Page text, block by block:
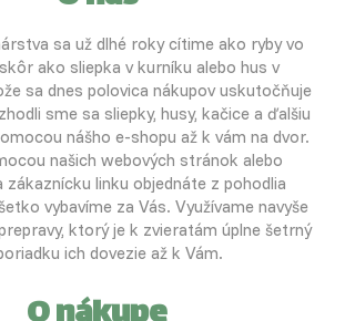
sa už dlhé roky cítime ako ryby vo
ako sliepka v kurníku alebo hus v
sa dnes polovica nákupov uskutočňuje
sme sa sliepky, husy, kačice a ďalšiu
nášho e-shopu až k vám na dvor.
našich webových stránok alebo
zákaznícku linku objednáte z pohodlia
vybavíme za Vás. Využívame navyše
ktorý je k zvieratám úplne šetrný
ich dovezie až k Vám.